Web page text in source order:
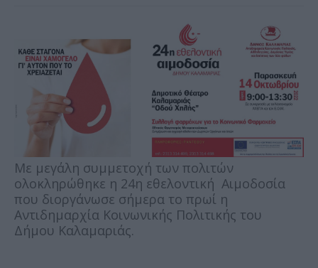
Με μεγάλη συμμετοχή των πολιτών
ολοκληρώθηκε η 24η εθελοντική Αιμοδοσία
που διοργάνωσε σήμερα το πρωί η
Αντιδημαρχία Κοινωνικής Πολιτικής του
Δήμου Καλαμαριάς.